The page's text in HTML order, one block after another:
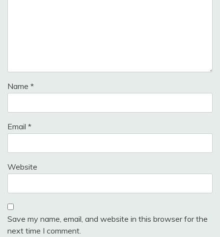
Name *
Email *
Website
Save my name, email, and website in this browser for the
next time I comment.